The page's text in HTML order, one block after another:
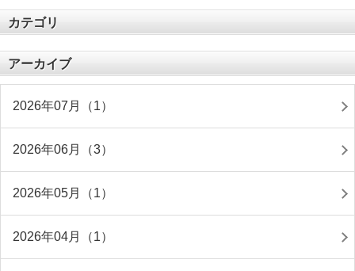
カテゴリ
アーカイブ
2026年07月（1）
2026年06月（3）
2026年05月（1）
2026年04月（1）